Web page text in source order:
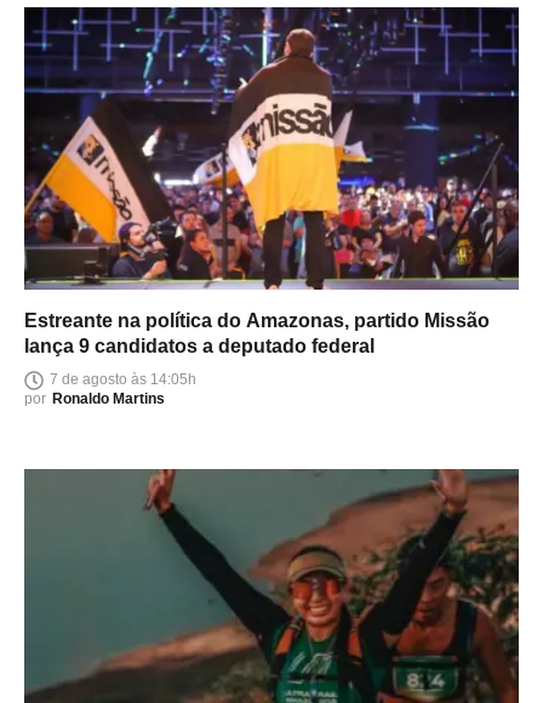
Estreante na política do Amazonas, partido Missão
lança 9 candidatos a deputado federal
7 de agosto às 14:05h
por Ronaldo Martins